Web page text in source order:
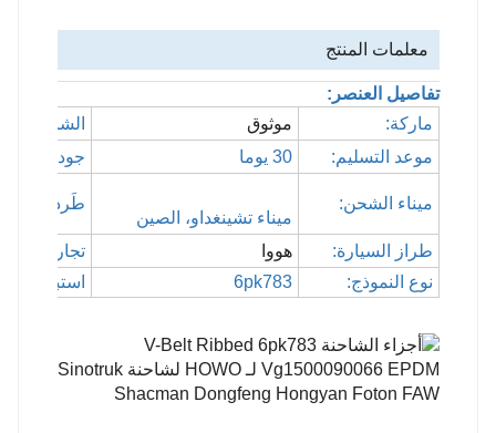
معلمات المنتج
تفاصيل العنصر:
ماركة:
موثوق
الشركة
موعد التسليم:
30 يوما جودة:
ميناء الشحن:
ميناء تشينغداو، الصين
طَرد:
طراز السيارة: هووا
تجارة
نوع النموذج:
6pk783 استبدال